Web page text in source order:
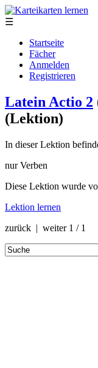
☰
Startseite
Fächer
Anmelden
Registrieren
Latein Actio 2
(Lektion)
In dieser Lektion
nur Verben
Diese Lektion wurde
Lektion lernen
zurück | weiter 1 / 1